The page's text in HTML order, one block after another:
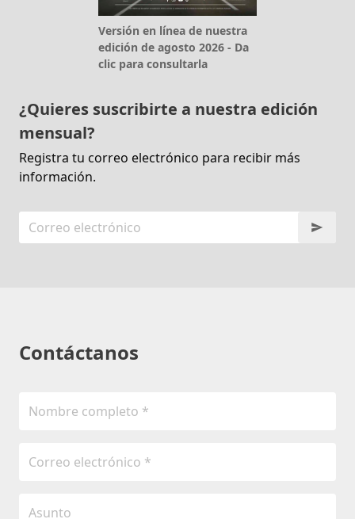
Versión en línea de nuestra
edición de agosto 2026 - Da
clic para consultarla
¿Quieres suscribirte a nuestra edición
mensual?
Registra tu correo electrónico para recibir más
información.
Contáctanos